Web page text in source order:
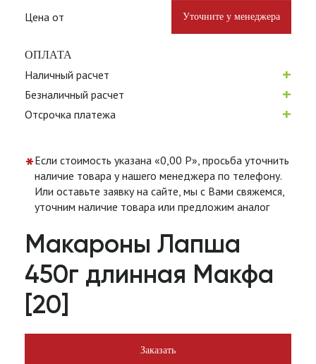
Макароны Лапша
450г длинная Макфа
[20]
Цена от
Уточните у менеджера
ОПЛАТА
Наличный расчет +
Безналичный расчет +
Отсрочка платежа +
*Если стоимость указана «0,00 Р», просьба уточнить
наличие товара у нашего менеджера по телефону.
Или оставьте заявку на сайте, мы с Вами свяжемся,
уточним наличие товара или предложим аналог
Заказать